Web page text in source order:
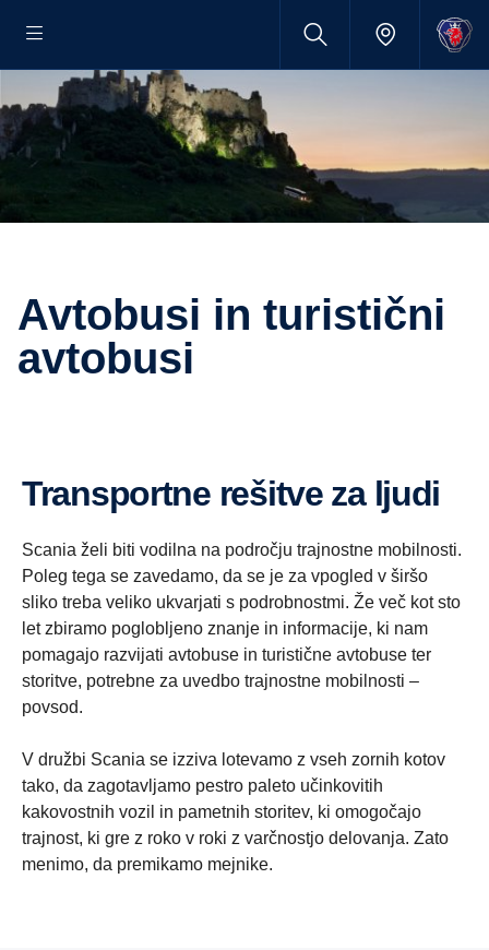
Avtobusi in turistični
avtobusi
Transportne rešitve za ljudi
Scania želi biti vodilna na področju trajnostne mobilnosti.
Poleg tega se zavedamo, da se je za vpogled v širšo
sliko treba veliko ukvarjati s podrobnostmi. Že več kot sto
let zbiramo poglobljeno znanje in informacije, ki nam
pomagajo razvijati avtobuse in turistične avtobuse ter
storitve, potrebne za uvedbo trajnostne mobilnosti –
povsod.
V družbi Scania se izziva lotevamo z vseh zornih kotov
tako, da zagotavljamo pestro paleto učinkovitih
kakovostnih vozil in pametnih storitev, ki omogočajo
trajnost, ki gre z roko v roki z varčnostjo delovanja. Zato
menimo, da premikamo mejnike.